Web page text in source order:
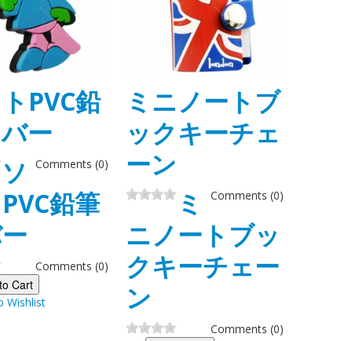
PVC鉛
ー
Comments (0)
ソ
鉛筆
Comments (0)
Cart
Wishlist
ミニノートブ
ックキーチェ
ーン
Comments (0)
ミ
ニノートブッ
クキーチェー
ン
Comments (0)